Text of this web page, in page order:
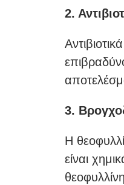
2.
3.
Η
είναι